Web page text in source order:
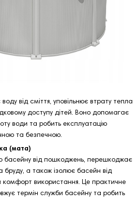
від сміття, уповільнює втрату тепла
доступу дітей. Воно допомагає
води та робить експлуатацію
та безпечною.
(мата)
від пошкоджень, перешкоджає
бруду, а також ізолює басейн від
комфорт використання. Це практичне
термін служби басейну та робить